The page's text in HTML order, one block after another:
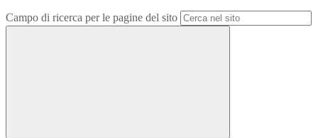
Campo di ricerca per le pagine del sito